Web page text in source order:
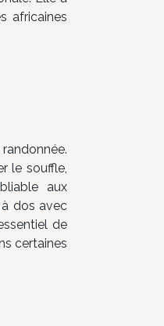
africaines
le souffle,
aux
dos avec
de
certaines